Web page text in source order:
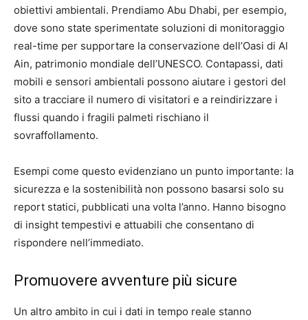
obiettivi ambientali. Prendiamo Abu Dhabi, per esempio,
dove sono state sperimentate soluzioni di monitoraggio
real-time per supportare la conservazione dell’Oasi di Al
Ain, patrimonio mondiale dell’UNESCO. Contapassi, dati
mobili e sensori ambientali possono aiutare i gestori del
sito a tracciare il numero di visitatori e a reindirizzare i
flussi quando i fragili palmeti rischiano il
sovraffollamento.
Esempi come questo evidenziano un punto importante: la
sicurezza e la sostenibilità non possono basarsi solo su
report statici, pubblicati una volta l’anno. Hanno bisogno
di insight tempestivi e attuabili che consentano di
rispondere nell’immediato.
Promuovere avventure più sicure
Un altro ambito in cui i dati in tempo reale stanno